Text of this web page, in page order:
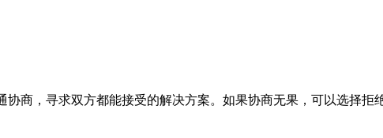
商，寻求双方都能接受的解决方案。如果协商无果，可以选择拒